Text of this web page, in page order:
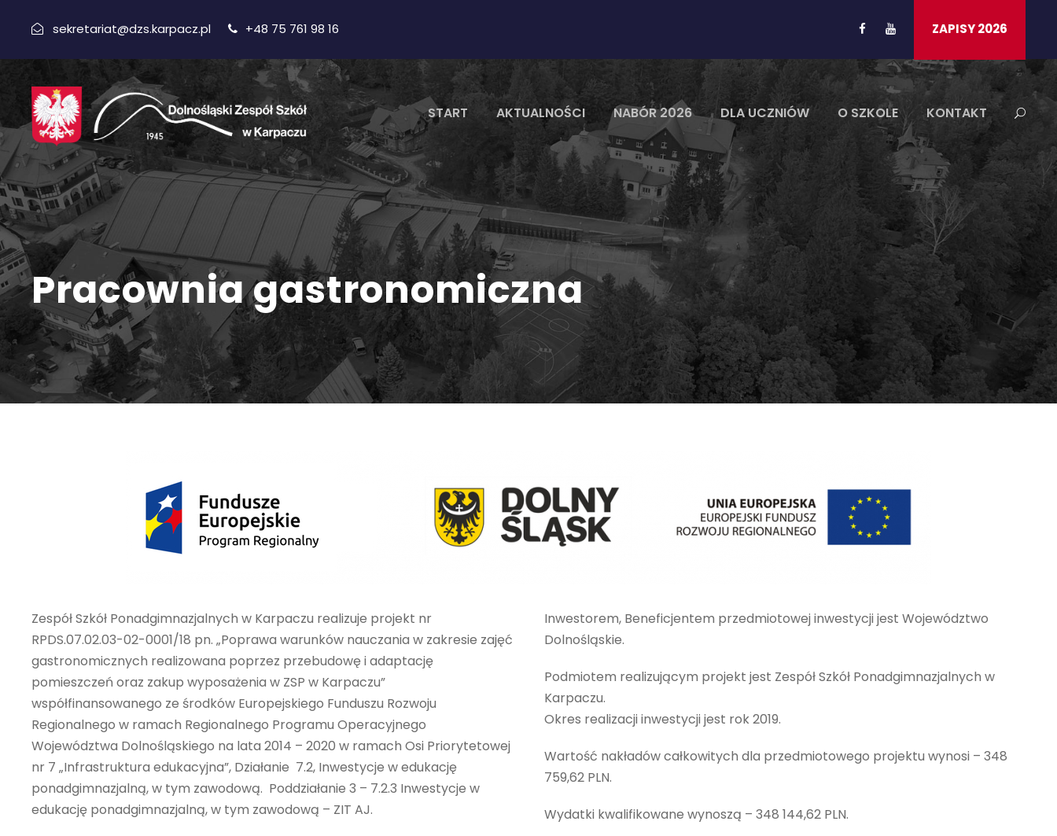
sekretariat@dzs.karpacz.pl +48 75 761 98 16 ZAPISY 2026
START AKTUALNOŚCI NABÓR 2026 DLA UCZNIÓW O SZKOLE KONTAKT
Pracownia gastronomiczna
Zespół Szkół Ponadgimnazjalnych w Karpaczu realizuje projekt nr
RPDS.07.02.03-02-0001/18 pn. „Poprawa warunków nauczania w zakresie zajęć
gastronomicznych realizowana poprzez przebudowę i adaptację
pomieszczeń oraz zakup wyposażenia w ZSP w Karpaczu”
współfinansowanego ze środków Europejskiego Funduszu Rozwoju
Regionalnego w ramach Regionalnego Programu Operacyjnego
Województwa Dolnośląskiego na lata 2014 – 2020 w ramach Osi Priorytetowej
nr 7 „Infrastruktura edukacyjna”, Działanie 7.2, Inwestycje w edukację
ponadgimnazjalną, w tym zawodową. Poddziałanie 3 – 7.2.3 Inwestycje w
edukację ponadgimnazjalną, w tym zawodową – ZIT AJ.
Inwestorem, Beneficjentem przedmiotowej inwestycji jest Województwo
Dolnośląskie.
Podmiotem realizującym projekt jest Zespół Szkół Ponadgimnazjalnych w
Karpaczu.
Okres realizacji inwestycji jest rok 2019.
Wartość nakładów całkowitych dla przedmiotowego projektu wynosi – 348
759,62 PLN.
Wydatki kwalifikowane wynoszą – 348 144,62 PLN.